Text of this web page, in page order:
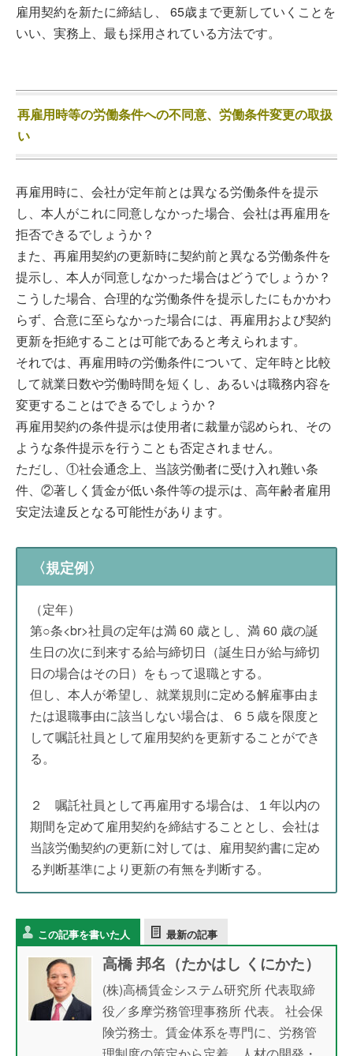
雇用契約を新たに締結し、 65歳まで更新していくことを
いい、実務上、最も採用されている方法です。
再雇用時等の労働条件への不同意、労働条件変更の取扱
い
再雇用時に、会社が定年前とは異なる労働条件を提示
し、本人がこれに同意しなかった場合、会社は再雇用を
拒否できるでしょうか？
また、再雇用契約の更新時に契約前と異なる労働条件を
提示し、本人が同意しなかった場合はどうでしょうか？
こうした場合、合理的な労働条件を提示したにもかかわ
らず、合意に至らなかった場合には、再雇用および契約
更新を拒絶することは可能であると考えられます。
それでは、再雇用時の労働条件について、定年時と比較
して就業日数や労働時間を短くし、あるいは職務内容を
変更することはできるでしょうか？
再雇用契約の条件提示は使用者に裁量が認められ、その
ような条件提示を行うことも否定されません。
ただし、①社会通念上、当該労働者に受け入れ難い条
件、②著しく賃金が低い条件等の提示は、高年齢者雇用
安定法違反となる可能性があります。
〈規定例〉
（定年）
第○条<br>社員の定年は満 60 歳とし、満 60 歳の誕
生日の次に到来する給与締切日（誕生日が給与締切
日の場合はその日）をもって退職とする。
但し、本人が希望し、就業規則に定める解雇事由ま
たは退職事由に該当しない場合は、６５歳を限度と
して嘱託社員として雇用契約を更新することができ
る。
２ 嘱託社員として再雇用する場合は、１年以内の
期間を定めて雇用契約を締結することとし、会社は
当該労働契約の更新に対しては、雇用契約書に定め
る判断基準により更新の有無を判断する。
この記事を書いた人 最新の記事
高橋 邦名（たかはし くにかた）
(株)高橋賃金システム研究所 代表取締
役／多摩労務管理事務所 代表。 社会保
険労務士。賃金体系を専門に、労務管